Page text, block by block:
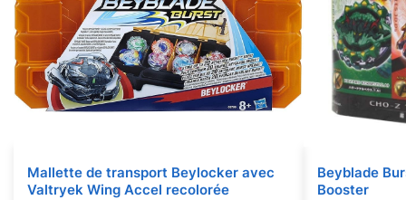
Mallette de transport Beylocker avec
Valtryek Wing Accel recolorée
Beyblade
Booster